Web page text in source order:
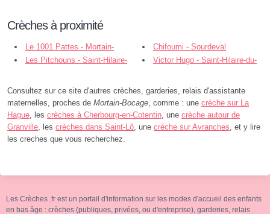
Crèches à proximité
Le 1001 Pattes - Mortain-
Bocage
Chifoumi - Sourdeval
Les Pitchouns - Saint-Hilaire-
Victor Hugo - Saint-Hilaire-du-
Consultez sur ce site d'autres crèches, garderies, relais d'assistante
maternelles, proches de Mortain-Bocage, comme : une crèche sur La
Hague, les crèches à Cherbourg-en-Cotentin, une crèche autour de
Granville, les crèches dans Saint-Lô, une crèche sur Avranches, et y lire
les creches que vous recherchez.
Les Crèches .fr est un portail d'information sur les modes d'accueil des enfants
en bas âge : crèches (publiques, privées, ou d'entreprise), garderies, relais